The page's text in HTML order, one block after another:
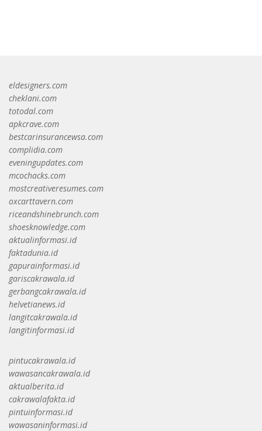
eldesigners.com
cheklani.com
totodal.com
apkcrave.com
bestcarinsurancewsa.com
complidia.com
eveningupdates.com
mcochacks.com
mostcreativeresumes.com
oxcarttavern.com
riceandshinebrunch.com
shoesknowledge.com
aktualinformasi.id
faktadunia.id
gapurainformasi.id
gariscakrawala.id
gerbangcakrawala.id
helvetianews.id
langitcakrawala.id
langitinformasi.id
pintucakrawala.id
wawasancakrawala.id
aktualberita.id
cakrawalafakta.id
pintuinformasi.id
wawasaninformasi.id